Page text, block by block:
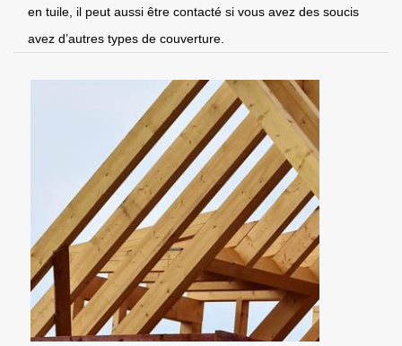
en tuile, il peut aussi être contacté si vous avez des soucis
avez d’autres types de couverture.